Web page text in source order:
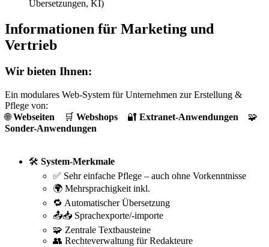
Übersetzungen, KI)
Informationen für Marketing und
Vertrieb
Wir bieten Ihnen:
Ein modulares Web-System für Unternehmen zur Erstellung &
Pflege von:
🌐Webseiten 🛒 Webshops 🔐 Extranet-Anwendungen 🧩
Sonder-Anwendungen
🛠️ System-Merkmale
✅ Sehr einfache Pflege – auch ohne Vorkenntnisse
🌍 Mehrsprachigkeit inkl.
🔁 Automatischer Übersetzung
📤📥 Sprachexporte/-importe
🧩 Zentrale Textbausteine
👥 Rechteverwaltung für Redakteure